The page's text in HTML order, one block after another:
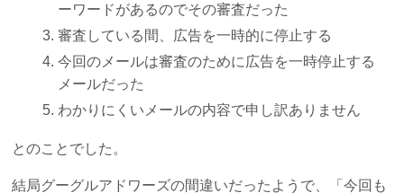
ーワードがあるのでその審査だった
審査している間、広告を一時的に停止する
今回のメールは審査のために広告を一時停止する
メールだった
わかりにくいメールの内容で申し訳ありません
とのことでした。
結局グーグルアドワーズの間違いだったようで、「今回も